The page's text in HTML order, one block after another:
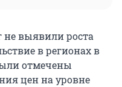
выявили роста
в регионах в
отмечены
цен на уровне